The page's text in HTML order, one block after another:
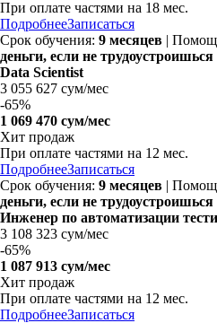
При оплате частями на 18 мес.
ПодробнееЗаписаться
Срок обучения: 9 месяцев |
деньги, если не трудоустроишься
Data Scientist
3 055 627 сум/мес
-65%
1 069 470 сум/мес
Хит продаж
При оплате частями на 12 мес.
ПодробнееЗаписаться
Срок обучения: 9 месяцев |
деньги, если не трудоустроишься
Инженер по автоматизации
3 108 323 сум/мес
-65%
1 087 913 сум/мес
Хит продаж
При оплате частями на 12 мес.
ПодробнееЗаписаться